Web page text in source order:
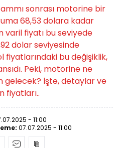
sonrası motorine bir
68,53 dolara kadar
fiyatı bu seviyede
dolar seviyesinde
bu değişiklik,
Peki, motorine ne
gelecek? İşte, detaylar ve
fiyatları..
- 11:00
07.07.2025 - 11:00